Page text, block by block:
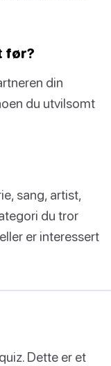
før?
din
du utvilsomt
sang, artist,
du tror
er interessert
Dette er et